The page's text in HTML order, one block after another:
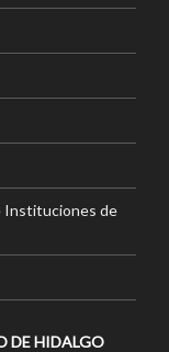
Instituciones de
DE HIDALGO